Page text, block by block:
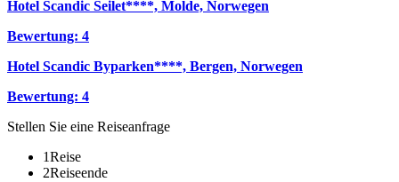
Hotel Scandic Seilet****, Molde, Norwegen
Bewertung: 4
Hotel Scandic Byparken****, Bergen, Norwegen
Bewertung: 4
Stellen Sie eine Reiseanfrage
1Reise
2Reiseende